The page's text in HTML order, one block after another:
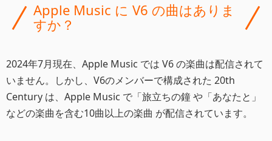
Apple Music に V6 の曲はありま
すか？
2024年7月現在、Apple Music では V6 の楽曲は配信されて
いません。しかし、V6のメンバーで構成された 20th
Century は、Apple Music で「旅立ちの鐘 や「あなたと」
などの楽曲を含む10曲以上の楽曲 が配信されています。